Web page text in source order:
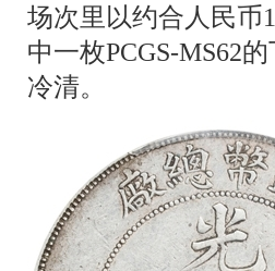
场次里以约合人民币
中一枚PCGS-MS62
冷清。